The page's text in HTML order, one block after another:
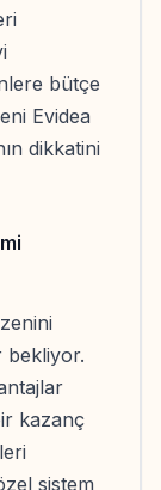
bütçe
Evidea
dikkatini
bekliyor.
kazanç
sistem